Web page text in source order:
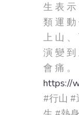
生 表 示
類 運
上 山 、
演 變 到
會 痛 。
https://
#行山 #